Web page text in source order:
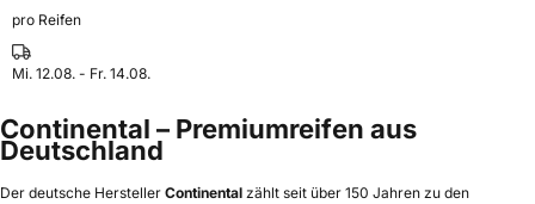
pro Reifen
Mi. 12.08. - Fr. 14.08.
Continental – Premiumreifen aus
Deutschland
Der deutsche Hersteller Continental zählt seit über 150 Jahren zu den